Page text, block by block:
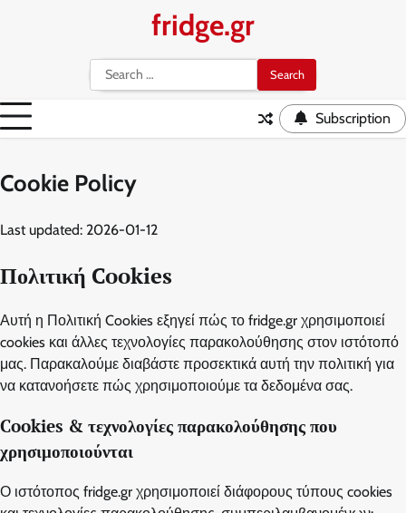
fridge.gr
Search
for:
Subscription
Cookie Policy
Last updated: 2026-01-12
Πολιτική Cookies
Αυτή η Πολιτική Cookies εξηγεί πώς το fridge.gr χρησιμοποιεί
cookies και άλλες τεχνολογίες παρακολούθησης στον ιστότοπό
μας. Παρακαλούμε διαβάστε προσεκτικά αυτή την πολιτική για
να κατανοήσετε πώς χρησιμοποιούμε τα δεδομένα σας.
Cookies & τεχνολογίες παρακολούθησης που
χρησιμοποιούνται
Ο ιστότοπος fridge.gr χρησιμοποιεί διάφορους τύπους cookies